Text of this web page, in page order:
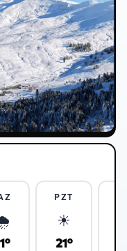
PZT
☀
21°